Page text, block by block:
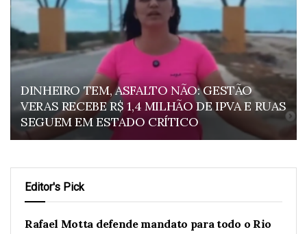
DINHEIRO TEM, ASFALTO NÃO: GESTÃO
VERAS RECEBE R$ 1,4 MILHÃO DE IPVA E RUAS
SEGUEM EM ESTADO CRÍTICO
Editor's Pick
POLÍTICA
Rafael Motta defende mandato para todo o Rio